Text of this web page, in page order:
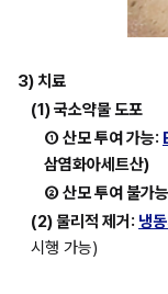
3) 치료
(1) 국소약물 도포
① 산모 투여 가능:
삼염화아세트산)
② 산모 투여 불가
(2) 물리적 제거: 냉
시행 가능)